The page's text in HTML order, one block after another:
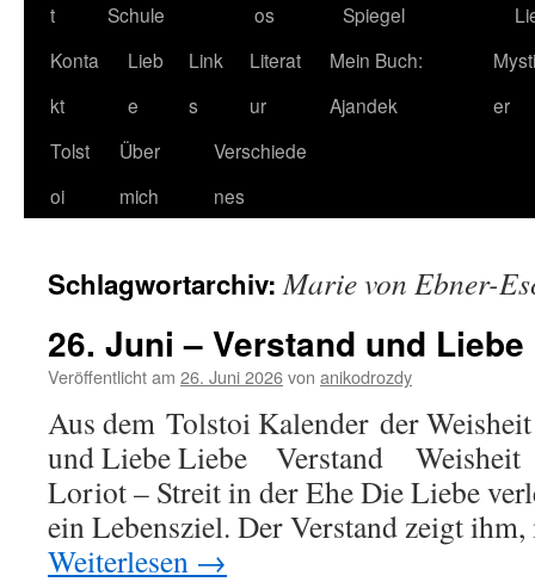
t
Schule
os
Spiegel
Konta
kt
Lieb
e
Link
s
Literat
ur
Mein Buch:
Ajandek
er
Tolst
oi
Über
mich
Verschiede
nes
Schlagwortarchiv:Marie von Ebner-
26. Juni – Verstand und Liebe
Veröffentlicht am 26. Juni 2026von anikodrozdy
Aus dem Tolstoi Kalender der
und Liebe Liebe Verstand
Loriot – Streit in der Ehe Die Liebe
ein Lebensziel. Der Verstand zeigt
Weiterlesen →